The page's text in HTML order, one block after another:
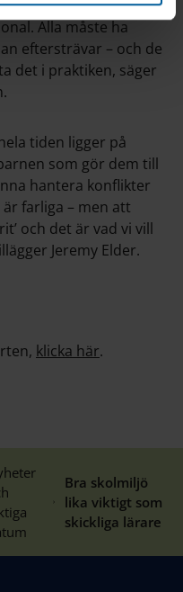
rätt personer som
Alla måste ha
eftersträvar – och de
det i praktiken, säger
tiden ligger på
som gör dem till
hantera konflikter
farliga – men att
och det är vad vi vill
Jeremy Elder.
klicka här.
Bra skolmiljö
lika viktigt som
skickliga lärare